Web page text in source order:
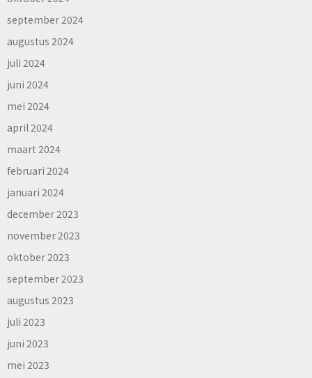
september 2024
augustus 2024
juli 2024
juni 2024
mei 2024
april 2024
maart 2024
februari 2024
januari 2024
december 2023
november 2023
oktober 2023
september 2023
augustus 2023
juli 2023
juni 2023
mei 2023